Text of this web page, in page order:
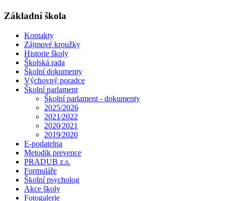
Základní škola
Kontakty
Zájmové kroužky
Historie školy
Školská rada
Školní dokumenty
Výchovný poradce
Školní parlament
Školní parlament - dokumenty
2025/2026
2021⁄2022
2020⁄2021
2019⁄2020
E-podatelna
Metodik prevence
PRADUB z.s.
Formuláře
Školní psycholog
Akce školy
Fotogalerie